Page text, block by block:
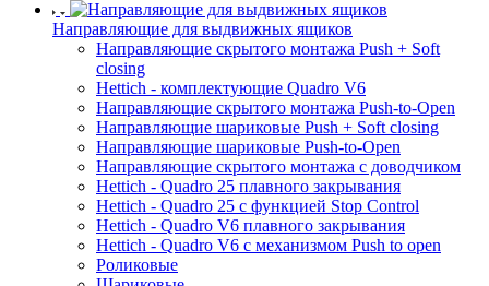
Направляющие для выдвижных ящиков
Направляющие скрытого монтажа Push + Soft
closing
Hettich - комплектующие Quadro V6
Направляющие скрытого монтажа Push-to-Open
Направляющие шариковые Push + Soft closing
Направляющие шариковые Push-to-Open
Направляющие скрытого монтажа с доводчиком
Hettich - Quadro 25 плавного закрывания
Hettich - Quadro 25 с функцией Stop Control
Hettich - Quadro V6 плавного закрывания
Hettich - Quadro V6 с механизмом Push to open
Роликовые